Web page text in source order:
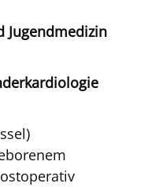
Jugendmedizin